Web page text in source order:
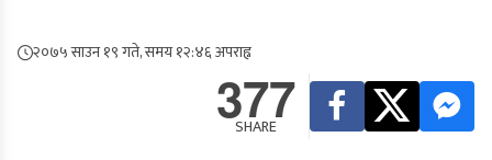
२०७५ साउन १९ गते, समय १२:४६ अपराह्न
377
SHARE